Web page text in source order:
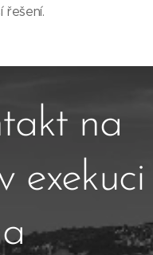
řešení.
na
exekuci